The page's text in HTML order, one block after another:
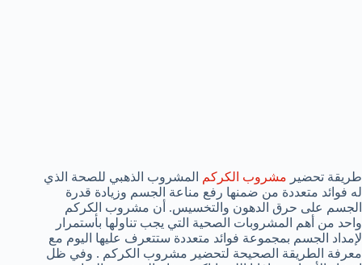
طريقة تحضير مشروب الكركم
المشروب الذهبي للصحة الذي
له فوائد متعددة من ضمنها رفع مناعة الجسم وزيادة قدرة
الجسم على حرق الدهون والتخسيس. أن مشروب الكركم
واحد من أهم المشروبات الصحية التي يجب تناولها بأستمرار
لإمداد الجسم بمجموعة فوائد متعددة ستتعرف عليها اليوم مع
معرفة الطريقة الصحيحة لتحضير مشروب الكركم . وفي ظل